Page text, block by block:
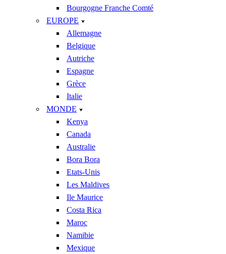
Bourgogne Franche Comté
EUROPE
Allemagne
Belgique
Autriche
Espagne
Grèce
Italie
MONDE
Kenya
Canada
Australie
Bora Bora
Etats-Unis
Les Maldives
Ile Maurice
Costa Rica
Maroc
Namibie
Mexique